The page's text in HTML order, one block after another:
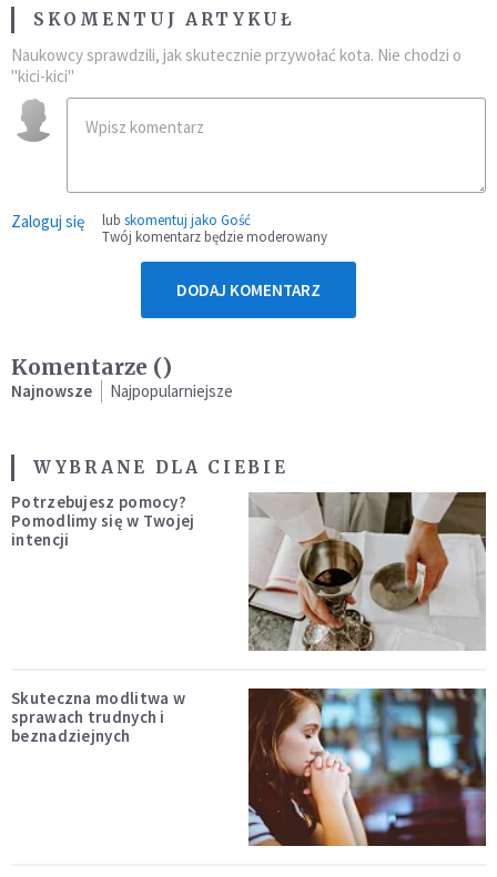
SKOMENTUJ ARTYKUŁ
Naukowcy sprawdzili, jak skutecznie przywołać kota. Nie chodzi o
"kici-kici"
Zaloguj się lub skomentuj jako Gość
Twój komentarz będzie moderowany
DODAJ KOMENTARZ
Komentarze ()
Najnowsze Najpopularniejsze
WYBRANE DLA CIEBIE
Potrzebujesz pomocy?
Pomodlimy się w Twojej
intencji
Skuteczna modlitwa w
sprawach trudnych i
beznadziejnych